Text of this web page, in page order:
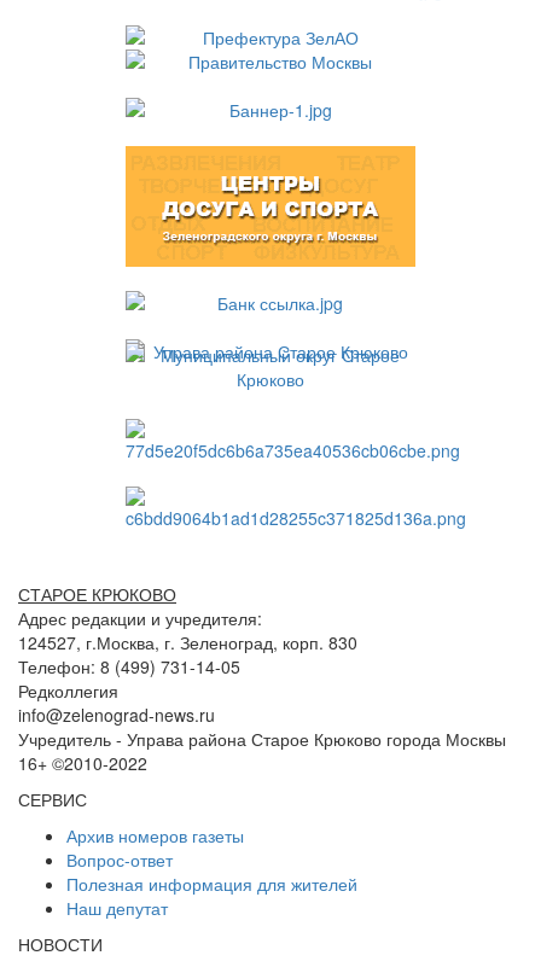
СТАРОЕ КРЮКОВО
Адрес редакции и учредителя:
124527, г.Москва, г. Зеленоград, корп. 830
Телефон: 8 (499) 731-14-05
Редколлегия
info@zelenograd-news.ru
Учредитель - Управа района Старое Крюково города Москвы
16+ ©2010-2022
СЕРВИС
Архив номеров газеты
Вопрос-ответ
Полезная информация для жителей
Наш депутат
НОВОСТИ